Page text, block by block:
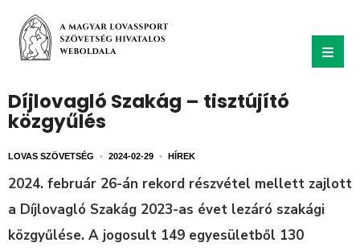
Díjlovagló Szakág – tisztújító
közgyűlés
LOVAS SZÖVETSÉG • 2024-02-29 • HÍREK
2024. február 26-án rekord részvétel mellett zajlott
a Díjlovagló Szakág 2023-as évet lezáró szakági
közgyűlése. A jogosult 149 egyesületből 130